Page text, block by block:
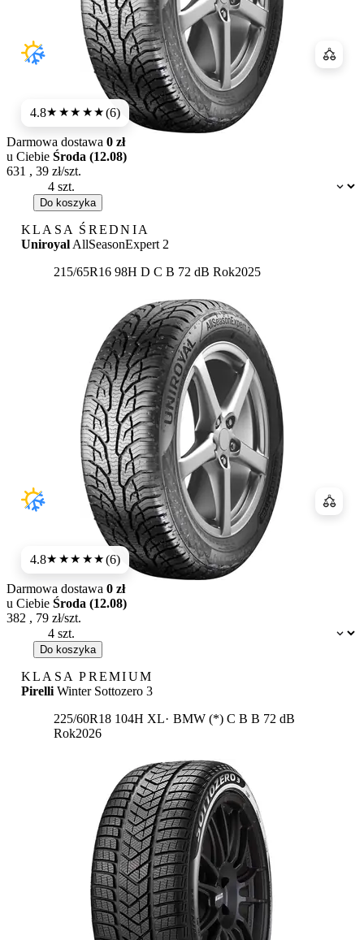
4.8★★★★★(6)
Dostępność:
Darmowa dostawa 0 zł
u Ciebie Środa (12.08)
631 , 39 zł/szt.
Do koszyka
KLASA ŚREDNIA
Uniroyal AllSeasonExpert 2
215/65R16 98H Etykieta:
D C B 72 dB Rok2025
4.8★★★★★(6)
Dostępność:
Darmowa dostawa 0 zł
u Ciebie Środa (12.08)
382 , 79 zł/szt.
Do koszyka
KLASA PREMIUM
Pirelli Winter Sottozero 3
225/60R18 104H XL
BMW (*) Etykieta:
C B B 72 dB
Rok2026